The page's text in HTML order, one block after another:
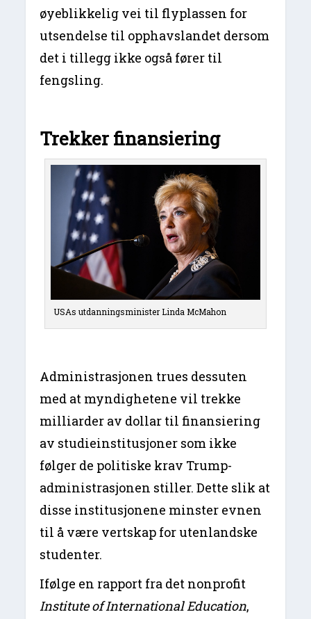
øyeblikkelig vei til flyplassen for
utsendelse til opphavslandet dersom
det i tillegg ikke også fører til
fengsling.
Trekker finansiering
USAs utdanningsminister Linda McMahon
Administrasjonen trues dessuten
med at myndighetene vil trekke
milliarder av dollar til finansiering
av studieinstitusjoner som ikke
følger de politiske krav Trump-
administrasjonen stiller. Dette slik at
disse institusjonene minster evnen
til å være vertskap for utenlandske
studenter.
Ifølge en rapport fra det nonprofit
Institute of International Education,